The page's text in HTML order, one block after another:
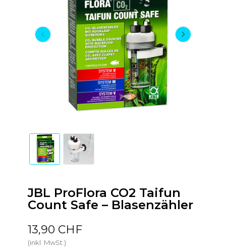
JBL ProFlora CO2 Taifun
Count Safe – Blasenzähler
13,90 CHF
(inkl. MwSt.)